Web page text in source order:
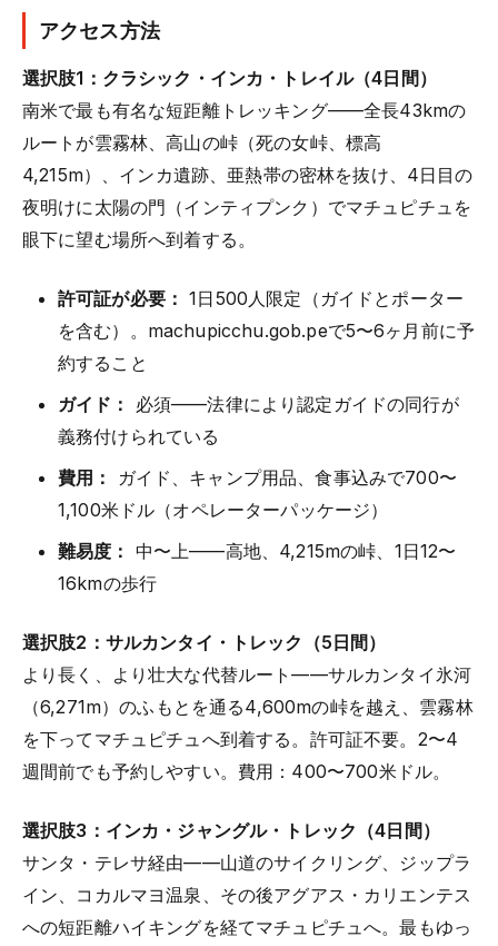
アクセス方法
選択肢1：クラシック・インカ・トレイル（4日間）
南米で最も有名な短距離トレッキング——全長43kmの
ルートが雲霧林、高山の峠（死の女峠、標高
4,215m）、インカ遺跡、亜熱帯の密林を抜け、4日目の
夜明けに太陽の門（インティプンク）でマチュピチュを
眼下に望む場所へ到着する。
許可証が必要： 1日500人限定（ガイドとポーター
を含む）。machupicchu.gob.peで5〜6ヶ月前に予
約すること
ガイド：
必須——法律により認定ガイドの同行が
義務付けられている
費用：
ガイド、キャンプ用品、食事込みで700〜
1,100米ドル（オペレーターパッケージ）
難易度： 中〜上——高地、4,215mの峠、1日12〜
16kmの歩行
選択肢2：サルカンタイ・トレック（5日間）
より長く、より壮大な代替ルート——サルカンタイ氷河
（6,271m）のふもとを通る4,600mの峠を越え、雲霧林
を下ってマチュピチュへ到着する。許可証不要。2〜4
週間前でも予約しやすい。費用：400〜700米ドル。
選択肢3：インカ・ジャングル・トレック（4日間）
サンタ・テレサ経由——山道のサイクリング、ジップラ
イン、コカルマヨ温泉、その後アグアス・カリエンテス
への短距離ハイキングを経てマチュピチュへ。最もゆっ